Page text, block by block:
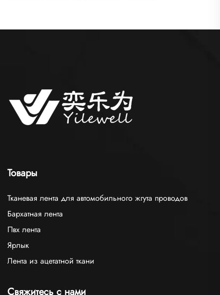
Товары
Тканевая лента для автомобильного жгута проводов
Бархатная лента
Пвх лента
Ярлык
Лента из ацетатной ткани
Свяжитесь с нами